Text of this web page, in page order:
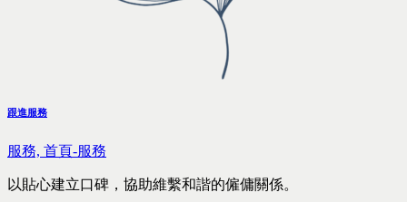
跟進服務
服務, 首頁-服務
以貼心建立口碑，協助維繫和諧的僱傭關係。